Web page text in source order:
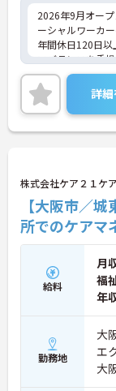
2026年9月オー
ーシャルワーカ
年間休日120日
フバランスを重
の時間を大切に
ご興味のある方
に詳細をご案内
い！
詳
株式会社ケア２１ケ
【大阪市／
所でのケアマ
給料
月
福
年
勤務地
大
エ
大